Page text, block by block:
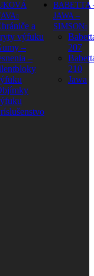
a
výfuku
–
–
BABETTA
JAWA –
SIMSON
207
210
Jawa